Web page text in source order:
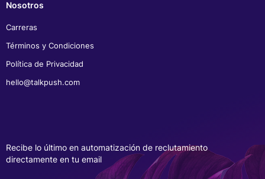
Nosotros
Carreras
Términos y Condiciones
Política de Privacidad
hello@talkpush.com
Recibe lo último en automatización de reclutamiento
directamente en tu email